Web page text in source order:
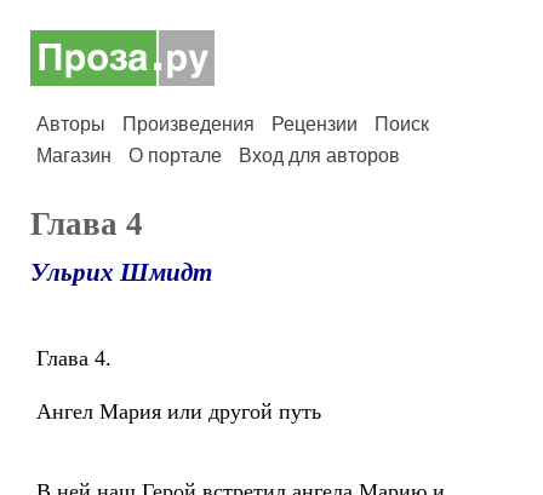
Авторы Произведения Рецензии
Поиск
Магазин
О портале Вход для авторов
Глава 4
Ульрих Шмидт
Глава 4.
Ангел Мария или другой путь